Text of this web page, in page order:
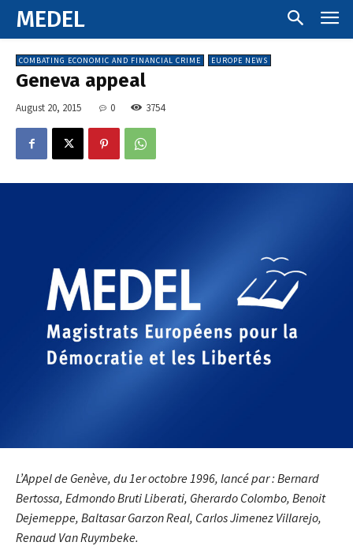
MEDEL
COMBATING ECONOMIC AND FINANCIAL CRIME EUROPE NEWS
Geneva appeal
August 20, 2015 0 3754
L’Appel de Genève, du 1er octobre 1996, lancé par : Bernard
Bertossa, Edmondo Bruti Liberati, Gherardo Colombo, Benoit
Dejemeppe, Baltasar Garzon Real, Carlos Jimenez Villarejo,
Renaud Van Ruymbeke.